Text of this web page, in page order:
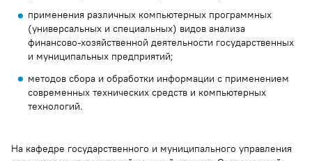
Кузяшев Азат Нургалеевич
применения различных компьютерных программных
(универсальных и специальных) видов анализа
финансово-хозяйственной деятельности государственных
и муниципальных предприятий;
методов сбора и обработки информации с применением
современных технических средств и компьютерных
технологий.
На кафедре государственного и муниципального управления